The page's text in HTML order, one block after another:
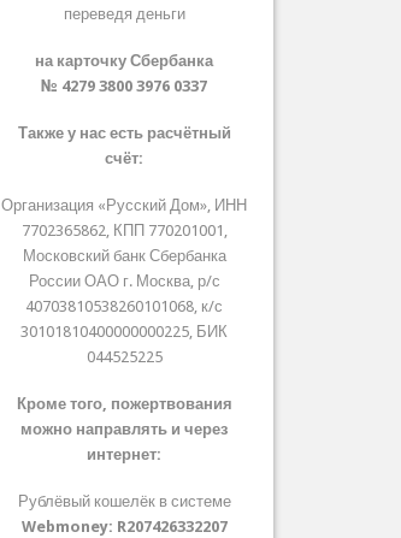
переведя деньги
на карточку Сбербанка
№ 4279 3800 3976 0337
Также у нас есть расчётный
счёт:
Организация «Русский Дом», ИНН
7702365862, КПП 770201001,
Московский банк Сбербанка
России ОАО г. Москва, р/с
40703810538260101068, к/с
30101810400000000225, БИК
044525225
Кроме того, пожертвования
можно направлять и через
интернет:
Рублёвый кошелёк в системе
Webmoney: R207426332207